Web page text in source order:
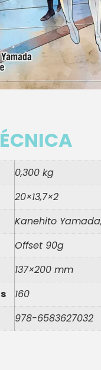
0,300 kg
20×13,7×2
Kanehito
Offset 90g
137×200 mm
160
978-6583627032